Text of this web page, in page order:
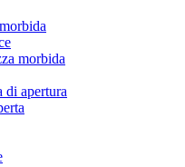
morbida
di apertura